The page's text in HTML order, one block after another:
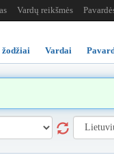
Vardų reikšmės
Vardai